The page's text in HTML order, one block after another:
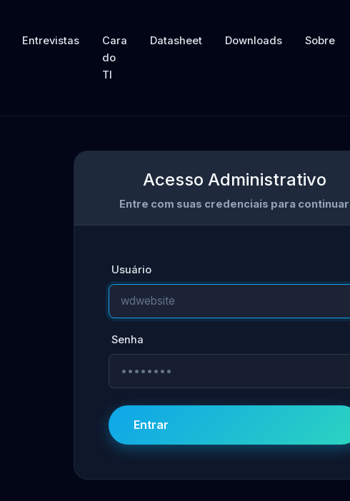
Entrevistas
Cara
do
TI
Datasheet Downloads Sobre
Acesso Administrativo
Entre com suas credenciais para continuar
Usuário
Senha
Entrar